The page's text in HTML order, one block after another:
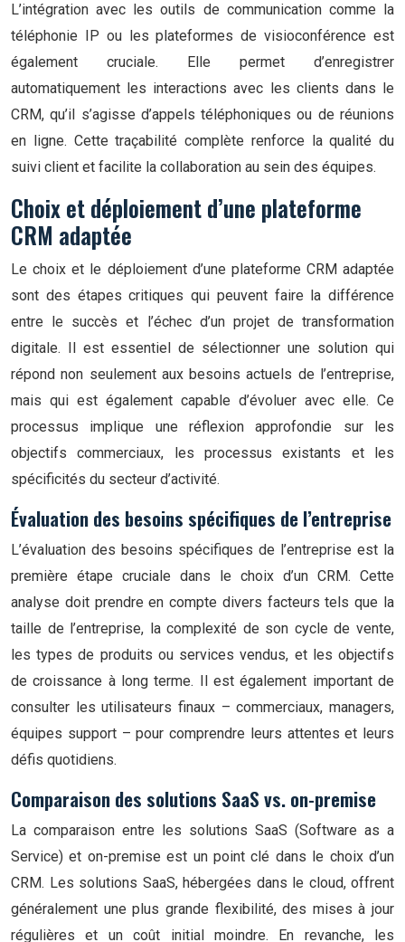
L’intégration avec les outils de communication comme la
téléphonie IP ou les plateformes de visioconférence est
également cruciale. Elle permet d’enregistrer
automatiquement les interactions avec les clients dans le
CRM, qu’il s’agisse d’appels téléphoniques ou de réunions
en ligne. Cette traçabilité complète renforce la qualité du
suivi client et facilite la collaboration au sein des équipes.
Choix et déploiement d’une plateforme
CRM adaptée
Le choix et le déploiement d’une plateforme CRM adaptée
sont des étapes critiques qui peuvent faire la différence
entre le succès et l’échec d’un projet de transformation
digitale. Il est essentiel de sélectionner une solution qui
répond non seulement aux besoins actuels de l’entreprise,
mais qui est également capable d’évoluer avec elle. Ce
processus implique une réflexion approfondie sur les
objectifs commerciaux, les processus existants et les
spécificités du secteur d’activité.
Évaluation des besoins spécifiques de l’entreprise
L’évaluation des besoins spécifiques de l’entreprise est la
première étape cruciale dans le choix d’un CRM. Cette
analyse doit prendre en compte divers facteurs tels que la
taille de l’entreprise, la complexité de son cycle de vente,
les types de produits ou services vendus, et les objectifs
de croissance à long terme. Il est également important de
consulter les utilisateurs finaux – commerciaux, managers,
équipes support – pour comprendre leurs attentes et leurs
défis quotidiens.
Comparaison des solutions SaaS vs. on-premise
La comparaison entre les solutions SaaS (Software as a
Service) et on-premise est un point clé dans le choix d’un
CRM. Les solutions SaaS, hébergées dans le cloud, offrent
généralement une plus grande flexibilité, des mises à jour
régulières et un coût initial moindre. En revanche, les